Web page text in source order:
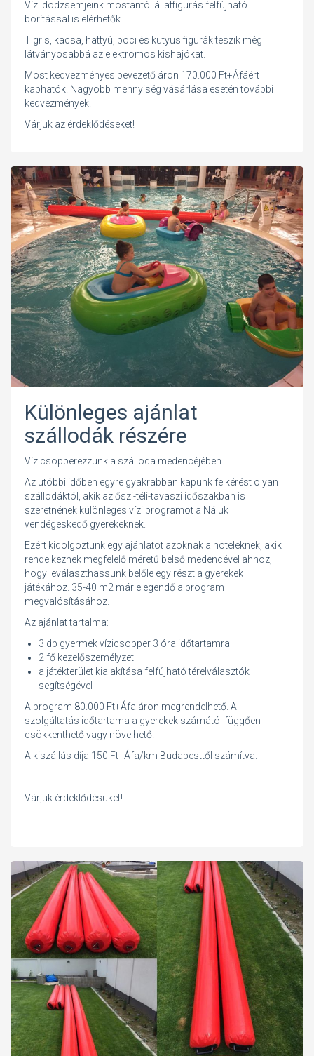
Vízi dodzsemjeink mostantól állatfigurás felfújható
borítással is elérhetők.
Tigris, kacsa, hattyú, boci és kutyus figurák teszik még
látványosabbá az elektromos kishajókat.
Most kedvezményes bevezető áron 170.000 Ft+Áfáért
kaphatók. Nagyobb mennyiség vásárlása esetén további
kedvezmények.
Várjuk az érdeklődéseket!
Különleges ajánlat
szállodák részére
Vízicsopperezzünk a szálloda medencéjében.
Az utóbbi időben egyre gyakrabban kapunk felkérést olyan
szállodáktól, akik az őszi-téli-tavaszi időszakban is
szeretnének különleges vízi programot a Náluk
vendégeskedő gyerekeknek.
Ezért kidolgoztunk egy ajánlatot azoknak a hoteleknek, akik
rendelkeznek megfelelő méretű belső medencével ahhoz,
hogy leválaszthassunk belőle egy részt a gyerekek
játékához. 35-40 m2 már elegendő a program
megvalósításához.
Az ajánlat tartalma:
3 db gyermek vízicsopper 3 óra időtartamra
2 fő kezelőszemélyzet
a játékterület kialakítása felfújható térelválasztók
segítségével
A program 80.000 Ft+Áfa áron megrendelhető. A
szolgáltatás időtartama a gyerekek számától függően
csökkenthető vagy növelhető.
A kiszállás díja 150 Ft+Áfa/km Budapesttől számítva.
Várjuk érdeklődésüket!